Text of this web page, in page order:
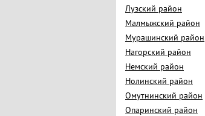
Лузский район
Малмыжский район
Мурашинский район
Нагорский район
Немский район
Нолинский район
Омутнинский район
Опаринский район